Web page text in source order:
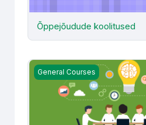
Õppejõudude koolitused
Projektijuhtimine (MÄJ018)
General Courses